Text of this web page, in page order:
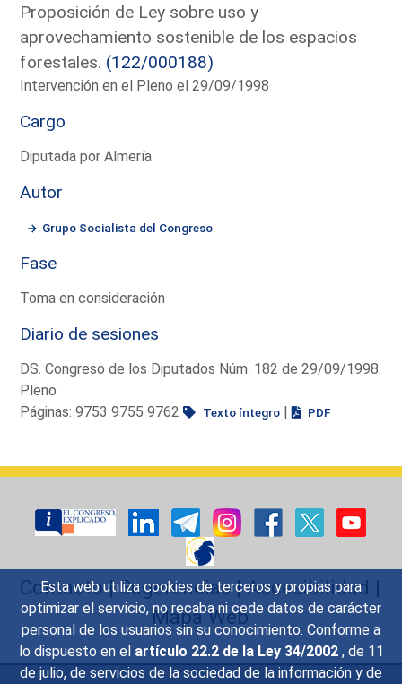
Esta web utiliza cookies de terceros y propias para
optimizar el servicio, no recaba ni cede datos de carácter
personal de los usuarios sin su conocimiento. Conforme a
lo dispuesto en el artículo 22.2 de la Ley 34/2002 , de 11
de julio, de servicios de la sociedad de la información y de
Proposición de Ley sobre uso y
aprovechamiento sostenible de los espacios
forestales. (122/000188)
Intervención en el Pleno el 29/09/1998
Cargo
Diputada por Almería
Autor
Grupo Socialista del Congreso
Fase
Toma en consideración
Diario de sesiones
DS. Congreso de los Diputados Núm. 182 de 29/09/1998
Pleno
Páginas: 9753 9755 9762
Texto íntegro | PDF
Contacto|Sugerencias|Accesibilidad |
Mapa Web